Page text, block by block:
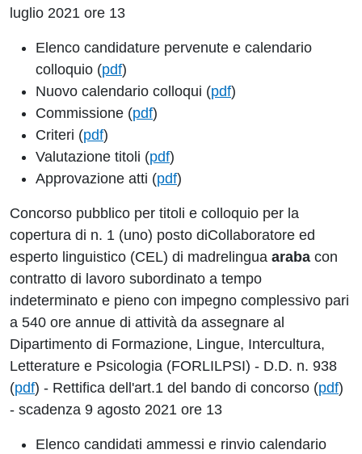
luglio 2021 ore 13
Elenco candidature pervenute e calendario
colloquio (pdf)
Nuovo calendario colloqui (pdf)
Commissione (pdf)
Criteri (pdf)
Valutazione titoli (pdf)
Approvazione atti (pdf)
Concorso pubblico per titoli e colloquio per la
copertura di n. 1 (uno) posto diCollaboratore ed
esperto linguistico (CEL) di madrelingua araba con
contratto di lavoro subordinato a tempo
indeterminato e pieno con impegno complessivo pari
a 540 ore annue di attività da assegnare al
Dipartimento di Formazione, Lingue, Intercultura,
Letterature e Psicologia (FORLILPSI) - D.D. n. 938
(pdf) - Rettifica dell'art.1 del bando di concorso (pdf)
- scadenza 9 agosto 2021 ore 13
Elenco candidati ammessi e rinvio calendario